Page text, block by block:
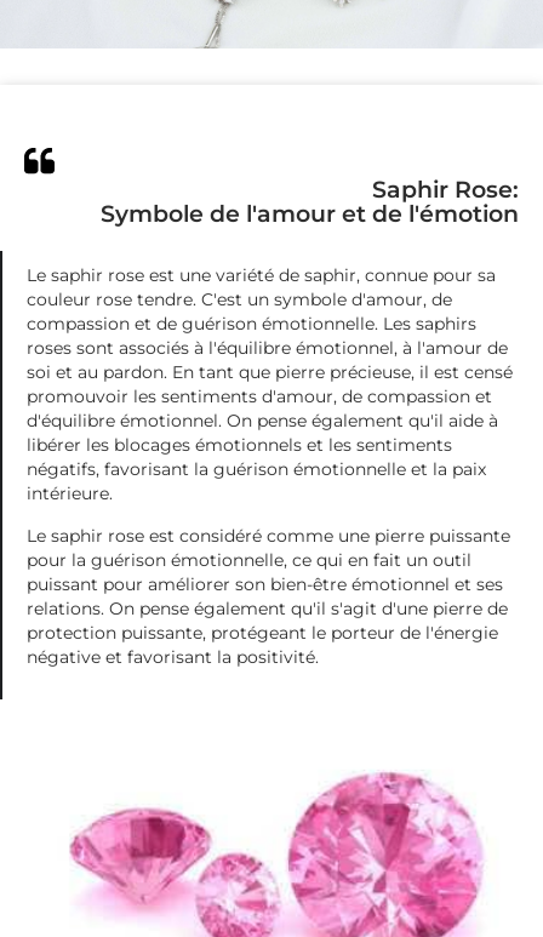
Saphir Rose:
Symbole de l'amour et de l'émotion
Le saphir rose est une variété de saphir, connue pour sa
couleur rose tendre. C'est un symbole d'amour, de
compassion et de guérison émotionnelle. Les saphirs
roses sont associés à l'équilibre émotionnel, à l'amour de
soi et au pardon. En tant que pierre précieuse, il est censé
promouvoir les sentiments d'amour, de compassion et
d'équilibre émotionnel. On pense également qu'il aide à
libérer les blocages émotionnels et les sentiments
négatifs, favorisant la guérison émotionnelle et la paix
intérieure.
Le saphir rose est considéré comme une pierre puissante
pour la guérison émotionnelle, ce qui en fait un outil
puissant pour améliorer son bien-être émotionnel et ses
relations. On pense également qu'il s'agit d'une pierre de
protection puissante, protégeant le porteur de l'énergie
négative et favorisant la positivité.